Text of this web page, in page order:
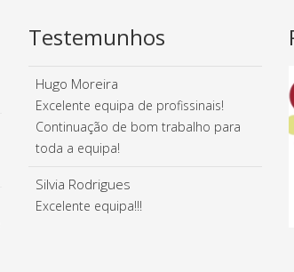
Testemunhos
Hugo Moreira
Excelente equipa de profissinais!
Continuação de bom trabalho para
toda a equipa!
Silvia Rodrigues
Excelente equipa!!!